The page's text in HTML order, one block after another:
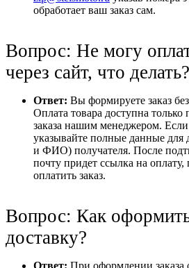
обработает ваш заказ сам.
Вопрос: Не могу
через сайт, что делать?
Ответ: Вы формируете заказ
Оплата товара доступна
заказа нашим менеджером.
указывайте полные данные для
и ФИО) получателя. После
почту придет ссылка на
оплатить заказ.
Вопрос: Как
доставку?
Ответ: При оформлении